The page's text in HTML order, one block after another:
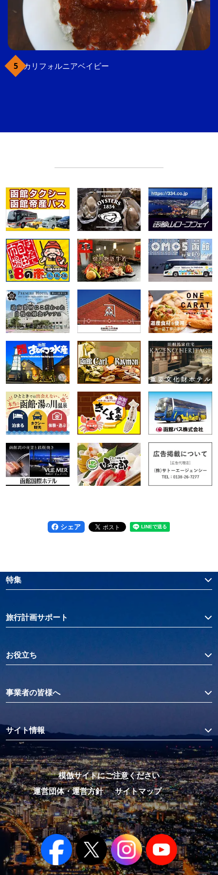
カリフォルニアベイビー
シェア
特集
旅行計画サポート
お役立ち
事業者の皆様へ
サイト情報
模倣サイトにご注意ください
運営団体・運営方針
サイトマップ